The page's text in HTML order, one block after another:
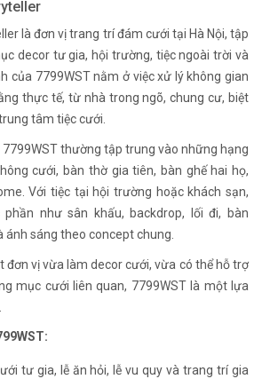
là đơn vị trang trí đám cưới tại Hà Nội, tập
decor tư gia, hội trường, tiệc ngoài trời và
của 7799WST nằm ở việc xử lý không gian
thực tế, từ nhà trong ngõ, chung cư, biệt
tâm tiệc cưới.
7799WST thường tập trung vào những hạng
cưới, bàn thờ gia tiên, bàn ghế hai họ,
Với tiệc tại hội trường hoặc khách sạn,
như sân khấu, backdrop, lối đi, bàn
ánh sáng theo concept chung.
đơn vị vừa làm decor cưới, vừa có thể hỗ trợ
mục cưới liên quan, 7799WST là một lựa
tư gia, lễ ăn hỏi, lễ vu quy và trang trí gia